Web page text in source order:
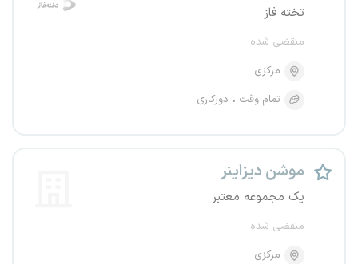
تخته فاز
منقضی شده
مرکزی
تمام وقت
دورکاری
موشن دیزاینر
یک مجموعه معتبر
منقضی شده
مرکزی